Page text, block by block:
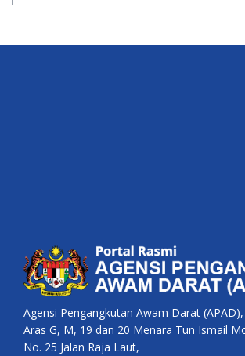
Agensi Pengangkutan Awam Darat (APAD),
Aras G, M, 19 dan 20 Menara Tun Ismail
No. 25 Jalan Raja Laut,